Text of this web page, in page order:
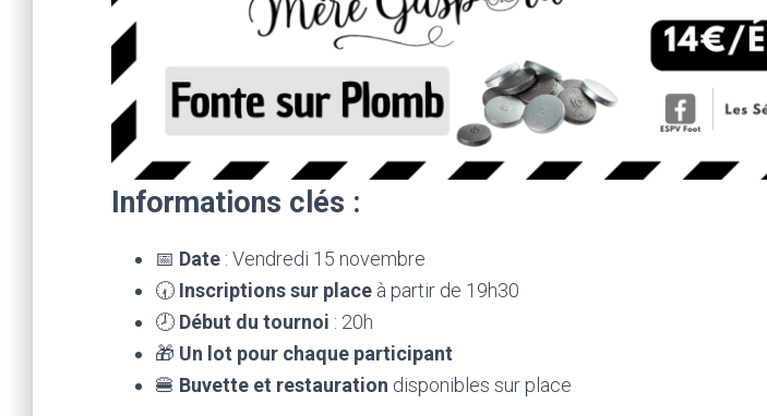
Informations clés :
📅 Date : Vendredi 15 novembre
🕢Inscriptions sur place à partir de 19h30
🕗Début du tournoi : 20h
🎁 Un lot pour chaque participant
🍔 Buvette et restauration disponibles sur place